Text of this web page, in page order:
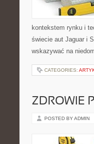
kontekstem rynku i
świecie aut Jaguar i
wskazywać na
CATEGORIES:
ZDROWIE
POSTED BY ADMIN